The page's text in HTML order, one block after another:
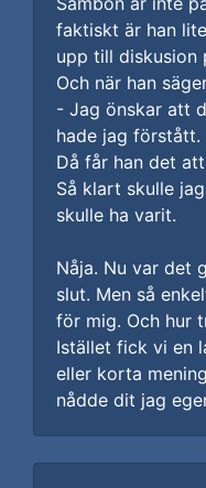
faktiskt är han
upp till diskusion
Och när han
- Jag önskar att
hade jag förstått.
Då får han det
Så klart skulle
skulle ha varit.
Nåja. Nu var det
slut. Men så
för mig. Och hur
Istället fick vi en
eller korta
nådde dit jag